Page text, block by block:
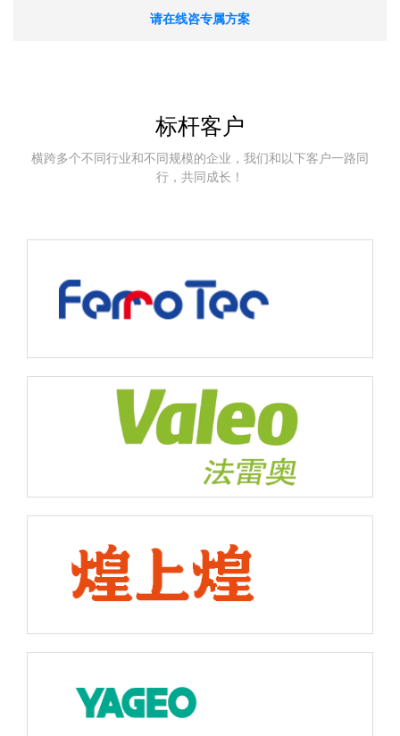
请在线咨专属方案
标杆客户
横跨多个不同行业和不同规模的企业，我们和以下客户一路同
行，共同成长！